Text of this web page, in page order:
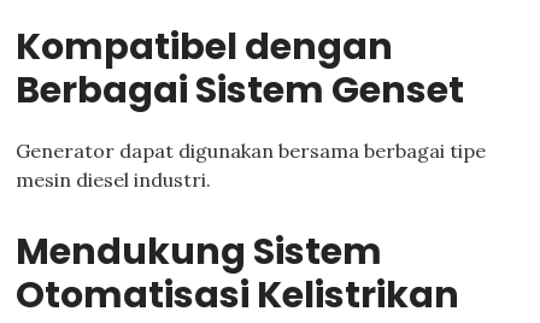
Kompatibel dengan
Berbagai Sistem Genset
Generator dapat digunakan bersama berbagai tipe
mesin diesel industri.
Mendukung Sistem
Otomatisasi Kelistrikan